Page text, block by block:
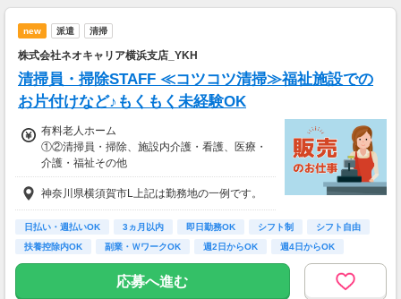
new 派遣 清掃
株式会社ネオキャリア横浜支店_YKH
清掃員・掃除STAFF ≪コツコツ清掃≫福祉施設での
お片付けなど♪もくもく未経験OK
有料老人ホーム
①②清掃員・掃除、施設内介護・看護、医療・
介護・福祉その他
①時給1,550円～1,800円、②時給1,700円～1,8
00円
【経験・お持ちの資格によって異なります】
■未経験の方（無資格）：時給1550円～
■未経験の方（有資格）：時給1550円～
■経験者（有資格）：時給1700円～
■介護福祉士：時給1800円
神奈川県横須賀市L上記は勤務地の一例です。
日払い・週払いOK 3ヵ月以内 即日勤務OK シフト制
シフト自由
扶養控除内OK
副業・ＷワークOK 週2日からOK 週4日からOK
応募へ進む